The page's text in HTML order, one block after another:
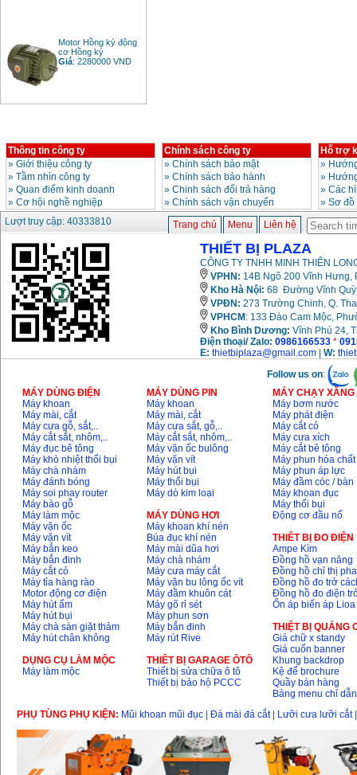
Motor Hồng ký động
cơ Hồng ký
Giá:2280000 VND
Bảng giá mũi khoan
rút lõi bê tông
Giá :330000
Máy khoan Bosch đa
năng GBH 2-26DRE
(800W)
Giá:3980000
Máy cưa xích chạy
xăng Stihl MS661
Giá:29900000
Máy cắt góc đa năng
Giá: 14068000
Bộ máy khoan 100
chi tiết Bosch GSB
13RE (650W)
Giá:2200000VND
Máy khoan Bosch
GSB 16RE (750W)
Giá
Động cơ xăng Honda
GX160 (5.5HP)
Giá
7200000
Máy mài 100mm
Makita 9553B (710W)
Giá:1296000
Thông tin công ty
» Giới thiệu công ty
» Tầm nhìn công ty
» Quan điểm kinh doanh
» Cơ hội nghề nghiệp
Chính sách công ty
» Chính sách bảo mật
» Chính sách bảo hành
» Chinh sách đổi trả hàng
» Chính sách vận chuyển
Hỗ trợ
»
»
» Các
» Sơ
Lượt truy cập: 40333810
Trang chủ Menu Liên hệ
THIẾT BỊ PLAZA
CÔNG TY TNHH MINH THIÊN
VPHN: 14B Ngõ 200 Vĩnh Hưng,
Kho Hà Nội: 68 Đường Vĩnh
VPĐN: 273 Trường Chinh, Q.
VPHCM : 133 Đào Cam Mộc,
Kho Bình Dương: Vĩnh Phú 24,
Điện thoại/ Zalo: 0986166533 *
E: thietbiplaza@gmail.com W:
Follow us on:
MÁY DÙNG ĐIỆN
Máy khoan
Máy mài, cắt
Máy cưa gỗ, sắt,..
Máy cắt sắt, nhôm,..
Máy đục bê tông
Máy khò nhiệt thổi bụi
Máy chà nhám
Máy đánh bóng
Máy soi phay router
Máy bào gỗ
Máy làm mộc
Máy vặn ốc
Máy vặn vít
Máy bắn keo
Máy bắn đinh
Máy cắt cỏ
Máy tỉa hàng rào
Motor động cơ điện
Máy hút ẩm
Máy hút bụi
Máy chà sàn giặt thảm
Máy hút chân không
DỤNG CỤ LÀM MỘC
Máy làm mộc
MÁY DÙNG PIN
Máy khoan
Máy mài, cắt
Máy cưa sắt, gỗ,..
Máy cắt sắt, nhôm,..
Máy vặn ốc bulông
Máy vặn vít
Máy hút bụi
Máy thổi bụi
Máy dò kim loại
MÁY DÙNG HƠI
Máy khoan khí nén
Búa đục khí nén
Máy mài dũa hơi
Máy chà nhám
Máy cưa máy cắt
Máy vặn bu lông ốc vít
Máy đầm khuôn cát
Máy gõ rỉ sét
Máy phun sơn
Máy bắn đinh
Máy rút Rive
THIÊT BỊ GARAGE ÔTÔ
Thiết bị sửa chữa ô tô
Thiết bị bảo hộ PCCC
MÁY CHẠY
Máy bơm nước
Máy phát điện
Máy cắt cỏ
Máy cưa xích
Máy cắt bê tông
Máy phun hóa chất
Máy phun áp lực
Máy đầm cóc / bàn
Máy khoan đục
Máy thổi bụi
Động cơ đầu nổ
THIÊT BỊ ĐO ĐIỆN
Ampe Kìm
Đồng hồ vạn năng
Đồng hồ chỉ thị pha
Đồng hồ đo trở
Đồng hồ đo điện
Ổn áp biến áp Lioa
THIỆT BỊ QUẢNG
Giá chữ x standy
Giá cuốn banner
Khung backdrop
Kệ để brochure
Quầy bán hàng
Bảng menu chỉ dẫn
PHỤ TÙNG PHỤ KIỆN: Mũi khoan mũi đục Đá mài đá cắt| Lưỡi cưa lưỡi cắt